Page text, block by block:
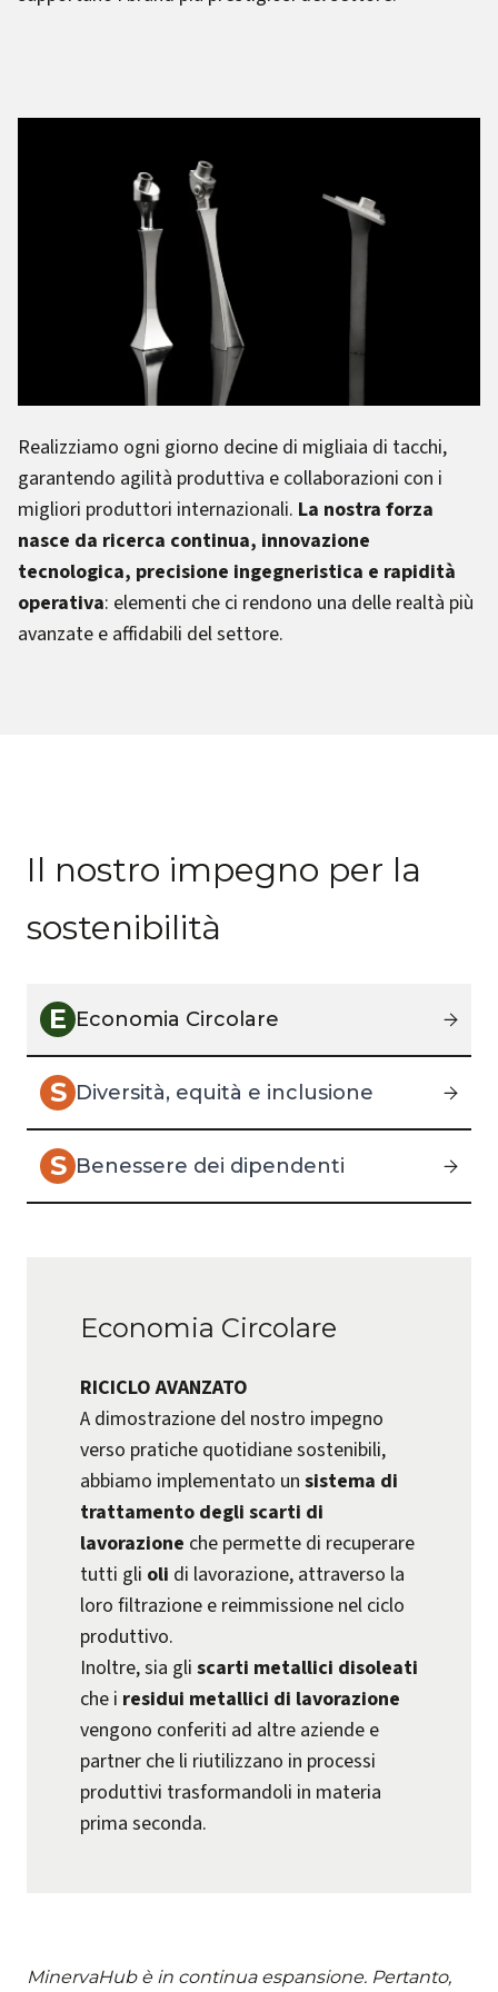
Realizziamo ogni giorno decine di migliaia di tacchi,
garantendo agilità produttiva e collaborazioni con i
migliori produttori internazionali. La nostra forza
nasce da ricerca continua, innovazione
tecnologica, precisione ingegneristica e rapidità
operativa: elementi che ci rendono una delle realtà più
avanzate e affidabili del settore.
Il nostro impegno per la
sostenibilità
E Economia Circolare
S Diversità, equità e inclusione
S Benessere dei dipendenti
Economia Circolare
RICICLO AVANZATO
A dimostrazione del nostro impegno
verso pratiche quotidiane sostenibili,
abbiamo implementato un sistema di
trattamento degli scarti di
lavorazione che permette di recuperare
tutti gli oli di lavorazione, attraverso la
loro filtrazione e reimmissione nel ciclo
produttivo.
Inoltre, sia gli scarti metallici disoleati
che i residui metallici di lavorazione
vengono conferiti ad altre aziende e
partner che li riutilizzano in processi
produttivi trasformandoli in materia
prima seconda.
MinervaHub è in continua espansione. Pertanto,